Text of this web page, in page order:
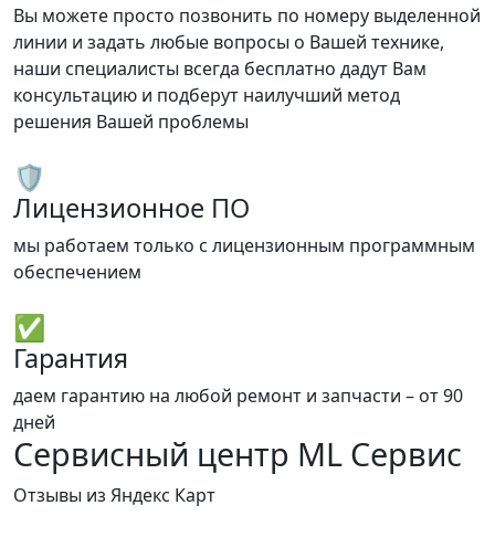
Вы можете просто позвонить по номеру выделенной
линии и задать любые вопросы о Вашей технике,
наши специалисты всегда бесплатно дадут Вам
консультацию и подберут наилучший метод
решения Вашей проблемы
🛡️
Лицензионное ПО
мы работаем только с лицензионным программным
обеспечением
✅
Гарантия
даем гарантию на любой ремонт и запчасти – от 90
дней
Сервисный центр ML Сервис
Отзывы из Яндекс Карт